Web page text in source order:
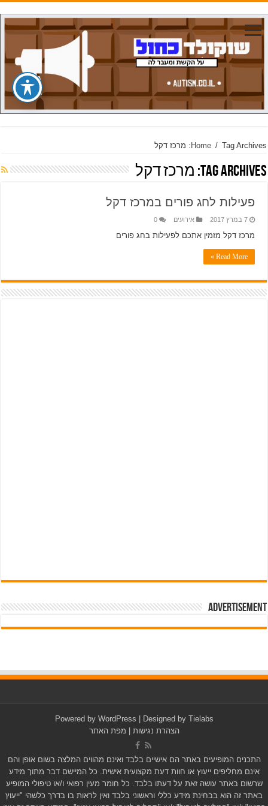
Home / Tag Archives: מרכז דקל
Tag Archives: מרכז דקל
פעילות לחג פורים במרכז דקל
7 במרץ 2017 אירועים 0
מרכז דקל מזמין אתכם לפעילות בחג פורים
Read More »
Advertisement
Powered by WordPress | Designed by Tielabs
הצהרת נגישות
מפת האתר
התכנים המופיעים באתר הם אישיים בלבד ואינם מהווים המלצה בשום אופן והם
אינם מחליפים ייעוץ או חוות דעת מקצועית אישית. כל המיישם דבר מתוך מידע
שרשום באתר עושה זאת על דעתו בלבד. כל חומר מעין רפואי ו/או טיפולי המופיע
באתר זה הוא בבחינת מידע כללי וראשוני בלבד ואין לראות בו בדרך כלשהי "ייעוץ